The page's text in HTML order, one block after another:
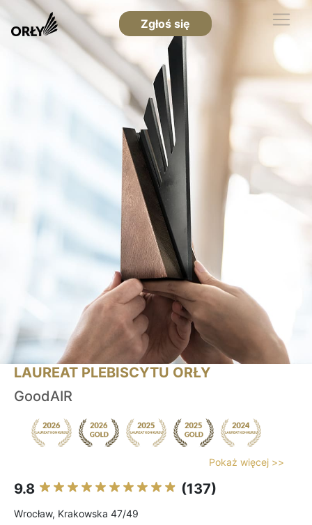
Zgłoś się
LAUREAT PLEBISCYTU ORŁY
GoodAIR
Pokaż więcej >>
9.8 (137)
Wrocław, Krakowska 47/49